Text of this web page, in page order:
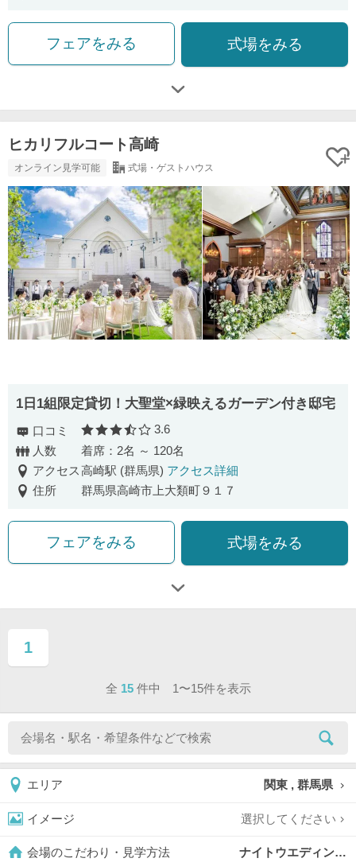
フェアをみる 式場をみる
ヒカリフルコート高崎
オンライン見学可能 式場・ゲストハウス
1日1組限定貸切！大聖堂×緑映えるガーデン付き邸宅
口コミ 口コミ評価
3.6
人数
着席：2名 ～ 120名
アクセス高崎駅 (群馬県) アクセス詳細
住所
群馬県高崎市上大類町９１７
フェアをみる 式場をみる
1
ページ目
全 15 件中 1〜15件を表示
エリア 関東 , 群馬県
イメージ 選択してください
会場のこだわり・見学方法 ナイトウエディングOK,